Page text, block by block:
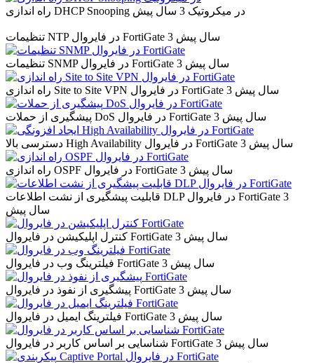
راه اندازی DHCP Snooping در میکروتیک 3 سال پیش
تنظیمات NTP در فایروال FortiGate 3 سال پیش
تنظیمات SNMP در فایروال FortiGate 3 سال پیش
راه اندازی Site to Site VPN در فایروال FortiGate 3 سال پیش
پیشگیری از حملات DoS در فایروال FortiGate 3 سال پیش
دسترسی بالا High Availability در فایروال FortiGate 3 سال پیش
راه اندازی OSPF در فایروال FortiGate 3 سال پیش
قابلیت پیشگیری از نشت اطلاعات DLP در فایروال FortiGate 3
سال پیش
کنترل اپلیکیشن در فایروال FortiGate 3 سال پیش
فیلترینگ وب در فایروال FortiGate 3 سال پیش
پیشگیری از نفوذ در فایروال FortiGate 3 سال پیش
فیلترینگ ایمیل در فایروال FortiGate 3 سال پیش
شناسایی بر اساس کاربر در فایروال FortiGate 3 سال پیش